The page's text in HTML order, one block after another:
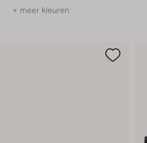
+ meer kleuren